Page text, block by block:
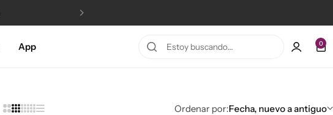
App 0
Ordenar por:Fecha, nuevo a antiguo